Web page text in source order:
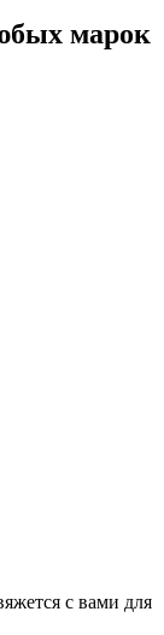
марок
с вами для